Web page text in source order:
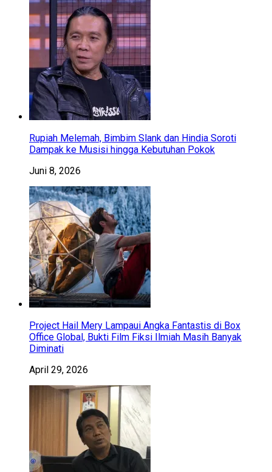
Rupiah Melemah, Bimbim Slank dan Hindia Soroti
Dampak ke Musisi hingga Kebutuhan Pokok
Juni 8, 2026
Project Hail Mery Lampaui Angka Fantastis di Box
Office Global, Bukti Film Fiksi Ilmiah Masih Banyak
Diminati
April 29, 2026